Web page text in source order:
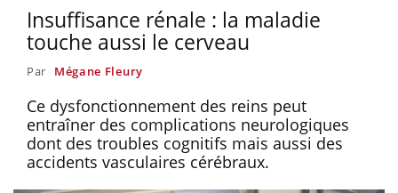
Insuffisance rénale : la maladie
touche aussi le cerveau
Par Mégane Fleury
Ce dysfonctionnement des reins peut
entraîner des complications neurologiques
dont des troubles cognitifs mais aussi des
accidents vasculaires cérébraux.